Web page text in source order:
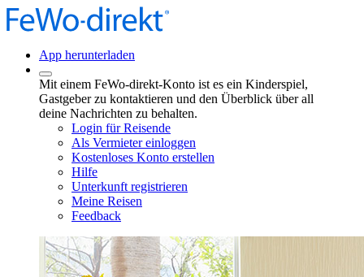
App herunterladen
Mit einem FeWo-direkt-Konto ist es ein Kinderspiel,
Gastgeber zu kontaktieren und den Überblick über all
deine Nachrichten zu behalten.
Login für Reisende
Als Vermieter einloggen
Kostenloses Konto erstellen
Hilfe
Unterkunft registrieren
Meine Reisen
Feedback